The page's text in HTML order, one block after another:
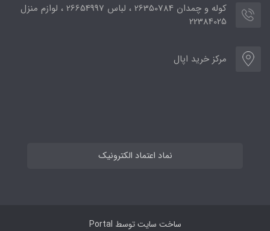
کوله و چمدان 26350784 ، لباس 26654997 ، لوازم منزل
22384025
مرکز خرید اپال
نماد اعتماد الکترونیک
ساخت سایت توسط Portal